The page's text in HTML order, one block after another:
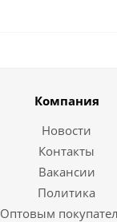
Компания
Новости
Контакты
Вакансии
Политика
Оптовым